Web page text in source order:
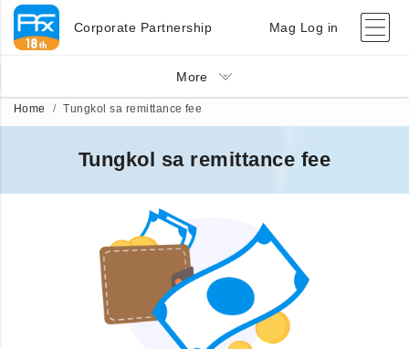
Corporate Partnership Mag Log in
More
Home Tungkol sa remittance fee
Tungkol sa remittance fee